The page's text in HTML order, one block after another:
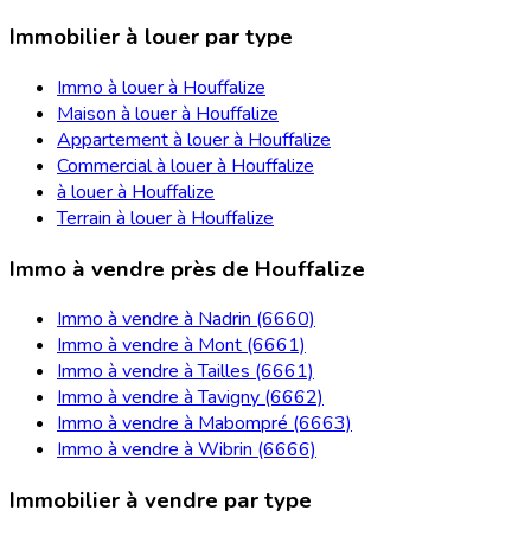
Immobilier à louer par type
Immo à louer à Houffalize
Maison à louer à Houffalize
Appartement à louer à Houffalize
Commercial à louer à Houffalize
à louer à Houffalize
Terrain à louer à Houffalize
Immo à vendre près de Houffalize
Immo à vendre à Nadrin (6660)
Immo à vendre à Mont (6661)
Immo à vendre à Tailles (6661)
Immo à vendre à Tavigny (6662)
Immo à vendre à Mabompré (6663)
Immo à vendre à Wibrin (6666)
Immobilier à vendre par type